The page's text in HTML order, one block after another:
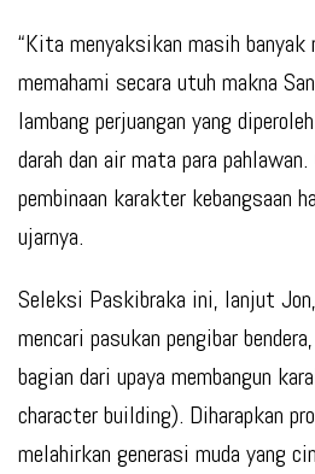
“Kita menyaksikan masih banyak
memahami secara utuh makna
lambang perjuangan yang
darah dan air mata para
pembinaan karakter kebangsaan
ujarnya.
Seleksi Paskibraka ini, lanjut
mencari pasukan pengibar
bagian dari upaya membangun
character building). Diharapkan
melahirkan generasi muda yang